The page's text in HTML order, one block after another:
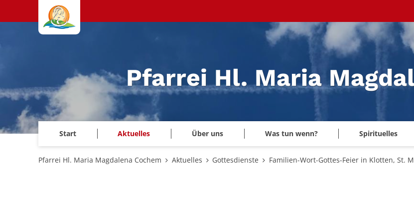
Zum Inhalt springen
Pfarrei Hl. Maria
Start Aktuelles Über uns Was tun wenn? Spirituelles
Pfarrei Hl. Maria Magdalena Cochem Aktuelles Gottesdienste Familien-Wort-Gottes-Feier in Klotten, St.